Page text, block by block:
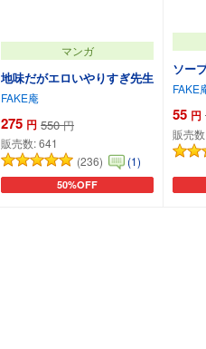
マンガ
地味だがエロいやりすぎ先生
FAKE庵
275 円 550 円
販売数:641
(236)
(1)
50%OFF
カートに追加
ソー
FAKE
55 円
販売